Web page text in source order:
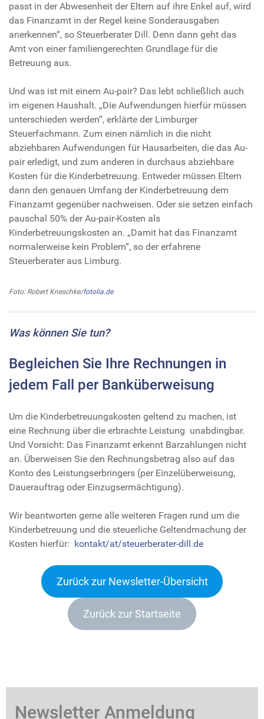
passt in der Abwesenheit der Eltern auf ihre Enkel auf, wird
das Finanzamt in der Regel keine Sonderausgaben
anerkennen“, so Steuerberater Dill. Denn dann geht das
Amt von einer familiengerechten Grundlage für die
Betreuung aus.
Und was ist mit einem Au-pair? Das lebt schließlich auch
im eigenen Haushalt. „Die Aufwendungen hierfür müssen
unterschieden werden“, erklärte der Limburger
Steuerfachmann. Zum einen nämlich in die nicht
abziehbaren Aufwendungen für Hausarbeiten, die das Au-
pair erledigt, und zum anderen in durchaus abziehbare
Kosten für die Kinderbetreuung. Entweder müssen Eltern
dann den genauen Umfang der Kinderbetreuung dem
Finanzamt gegenüber nachweisen. Oder sie setzen einfach
pauschal 50% der Au-pair-Kosten als
Kinderbetreuungskosten an. „Damit hat das Finanzamt
normalerweise kein Problem“, so der erfahrene
Steuerberater aus Limburg.
Foto: Robert Kneschke/fotolia.de
Was können Sie tun?
Begleichen Sie Ihre Rechnungen in
jedem Fall per Banküberweisung
Um die Kinderbetreuungskosten geltend zu machen, ist
eine Rechnung über die erbrachte Leistung unabdingbar.
Und Vorsicht: Das Finanzamt erkennt Barzahlungen nicht
an. Überweisen Sie den Rechnungsbetrag also auf das
Konto des Leistungserbringers (per Einzelüberweisung,
Dauerauftrag oder Einzugsermächtigung).
Wir beantworten gerne alle weiteren Fragen rund um die
Kinderbetreuung und die steuerliche Geltendmachung der
Kosten hierfür: kontakt/at/steuerberater-dill.de
Zurück zur Newsletter-Übersicht
Zurück zur Startseite
Newsletter Anmeldung